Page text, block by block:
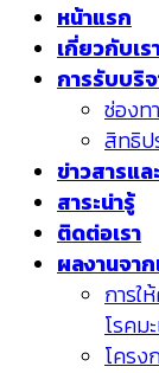
หน้าแรก
เกี่ยวกับเร
การรับบริ
ช่องท
สิทธิป
ข่าวสารแ
สาระน่ารู้
ติดต่อเรา
ผลงานจา
การใ
โรคม
โครง